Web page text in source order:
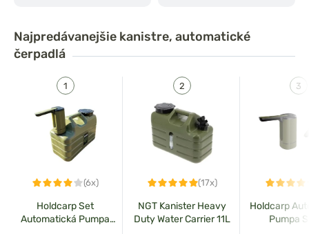
Najpredávanejšie kanistre, automatické
čerpadlá
(6x)
Holdcarp Set
Automatická Pumpa
(17x)
NGT Kanister Heavy
Duty Water Carrier 11L
Holdcarp
Pumpa